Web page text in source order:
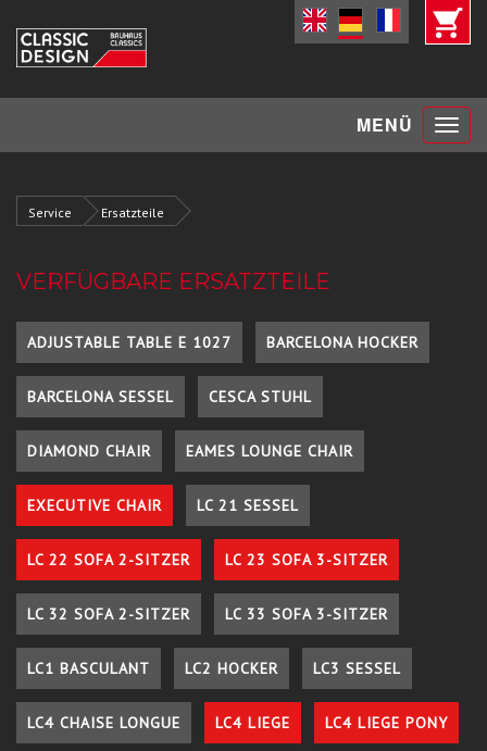
MENÜ Toggle
Service Ersatzteile
VERFÜGBARE ERSATZTEILE
ADJUSTABLE TABLE E 1027 BARCELONA HOCKER
BARCELONA SESSEL CESCA STUHL
DIAMOND CHAIR EAMES LOUNGE CHAIR
EXECUTIVE CHAIR LC 21 SESSEL
LC 22 SOFA 2-SITZER LC 23 SOFA 3-SITZER
LC 32 SOFA 2-SITZER LC 33 SOFA 3-SITZER
LC1 BASCULANT LC2 HOCKER LC3 SESSEL
LC4 CHAISE LONGUE LC4 LIEGE LC4 LIEGE PONY